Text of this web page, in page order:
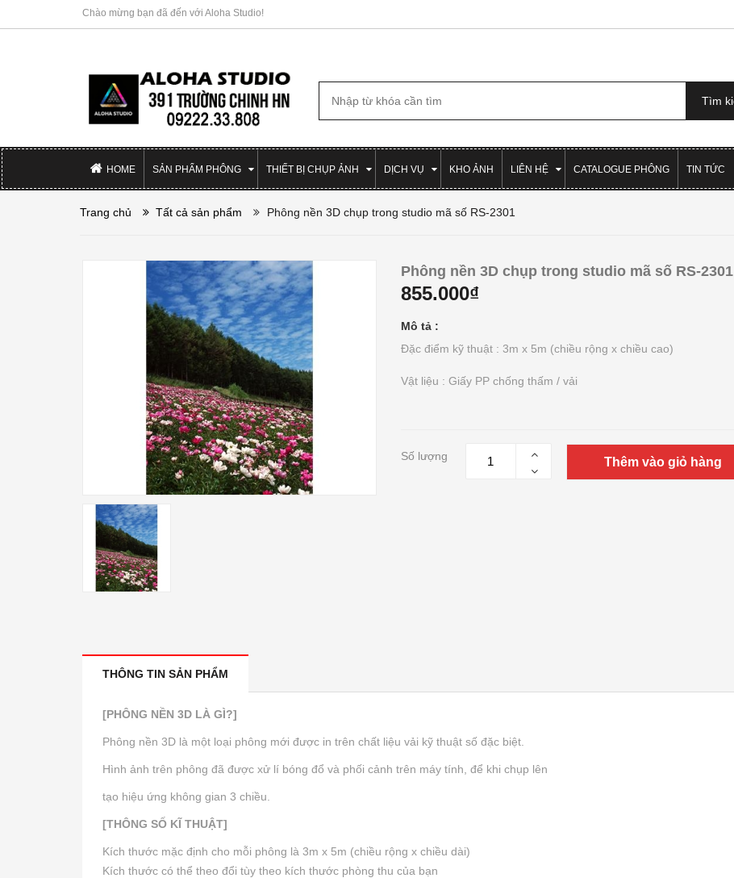
Chào mừng bạn đã đến với Aloha Studio!
HOME SẢN PHẨM PHÔNG THIẾT BỊ CHỤP ẢNH DỊCH VỤ KHO ẢNH LIÊN HỆ CATALOGUE PHÔNG TIN TỨC
Trang chủ Tất cả sản phẩm Phông nền 3D chụp trong studio mã số RS-2301
Phông nền 3D chụp trong studio mã số RS-2301
855.000₫
Mô tả :
Đặc điểm kỹ thuật : 3m x 5m (chiều rộng x chiều cao)
Vật liệu : Giấy PP chống thấm / vải
Số lượng Thêm vào giỏ hàng
THÔNG TIN SẢN PHẨM
[PHÔNG NỀN 3D LÀ GÌ?]
Phông nền 3D là một loại phông mới được in trên chất liệu vải kỹ thuật số đặc biệt.
Hình ảnh trên phông đã được xử lí bóng đổ và phối cảnh trên máy tính, để khi chụp lên
tạo hiệu ứng không gian 3 chiều.
[THÔNG SỐ KĨ THUẬT]
Kích thước mặc định cho mỗi phông là 3m x 5m (chiều rộng x chiều dài)
Kích thước có thể theo đổi tùy theo kích thước phòng thu của bạn